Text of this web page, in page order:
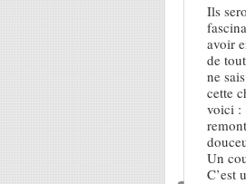
Ils
avoir
de
ne
cette
voici :
Un
C’est